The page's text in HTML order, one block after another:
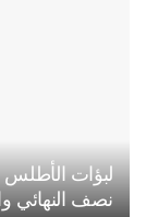
لبؤات
نصف النهائي